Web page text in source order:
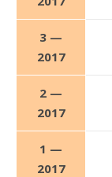
3 —
2017
2 —
2017
1 —
2017